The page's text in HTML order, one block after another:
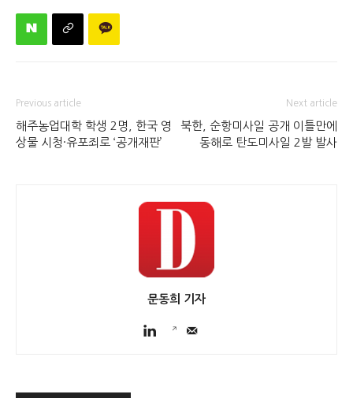
Previous article
해주농업대학 학생 2명, 한국 영
상물 시청·유포죄로 ‘공개재판’
Next article
북한, 순항미사일 공개 이틀만에
동해로 탄도미사일 2발 발사
문동희 기자